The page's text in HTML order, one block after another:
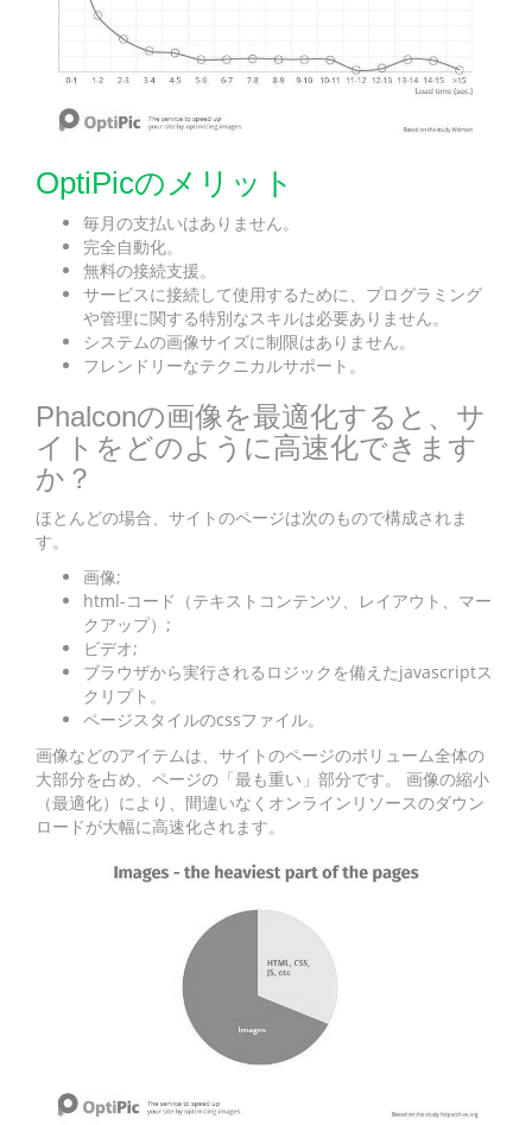
OptiPicのメリット
毎月の支払いはありません。
完全自動化。
無料の接続支援。
サービスに接続して使用するために、プログラミング
や管理に関する特別なスキルは必要ありません。
システムの画像サイズに制限はありません。
フレンドリーなテクニカルサポート。
Phalconの画像を最適化すると、サ
イトをどのように高速化できます
か？
ほとんどの場合、サイトのページは次のもので構成されま
す。
画像;
html-コード（テキストコンテンツ、レイアウト、マー
クアップ）;
ビデオ;
ブラウザから実行されるロジックを備えたjavascriptス
クリプト。
ページスタイルのcssファイル。
画像などのアイテムは、サイトのページのボリューム全体の
大部分を占め、ページの「最も重い」部分です。 画像の縮小
（最適化）により、間違いなくオンラインリソースのダウン
ロードが大幅に高速化されます。